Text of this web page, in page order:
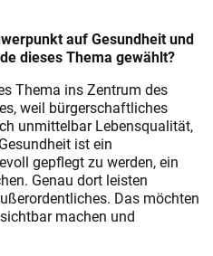
auf Gesundheit und
dieses Thema gewählt?
Thema ins Zentrum des
weil bürgerschaftliches
unmittelbar Lebensqualität,
ist ein
gepflegt zu werden, ein
Genau dort leisten
Das möchten
machen und